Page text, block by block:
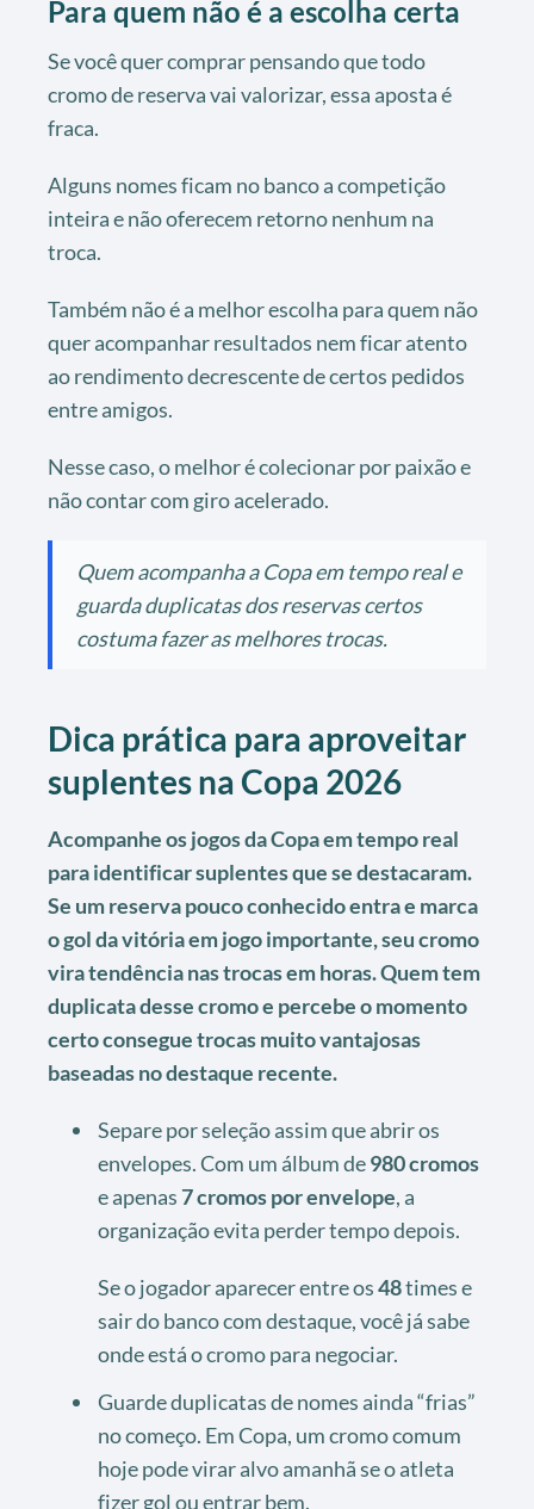
Para quem não é a escolha certa
Se você quer comprar pensando que todo
cromo de reserva vai valorizar, essa aposta é
fraca.
Alguns nomes ficam no banco a competição
inteira e não oferecem retorno nenhum na
troca.
Também não é a melhor escolha para quem não
quer acompanhar resultados nem ficar atento
ao rendimento decrescente de certos pedidos
entre amigos.
Nesse caso, o melhor é colecionar por paixão e
não contar com giro acelerado.
Quem acompanha a Copa em tempo real e
guarda duplicatas dos reservas certos
costuma fazer as melhores trocas.
Dica prática para aproveitar
suplentes na Copa 2026
Acompanhe os jogos da Copa em tempo real
para identificar suplentes que se destacaram.
Se um reserva pouco conhecido entra e marca
o gol da vitória em jogo importante, seu cromo
vira tendência nas trocas em horas. Quem tem
duplicata desse cromo e percebe o momento
certo consegue trocas muito vantajosas
baseadas no destaque recente.
Separe por seleção assim que abrir os
envelopes. Com um álbum de980 cromos
e apenas7 cromos por envelope, a
organização evita perder tempo depois.
Se o jogador aparecer entre os48times e
sair do banco com destaque, você já sabe
onde está o cromo para negociar.
Guarde duplicatas de nomes ainda “frias”
no começo. Em Copa, um cromo comum
hoje pode virar alvo amanhã se o atleta
fizer gol ou entrar bem.